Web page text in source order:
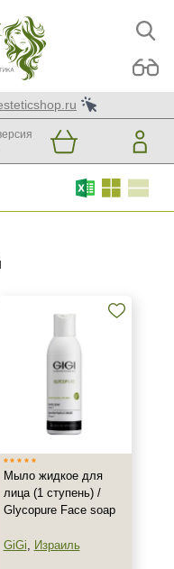
Мыло жидкое для
лица (1 ступень) /
Glycopure Face soap
GiGi, Израиль